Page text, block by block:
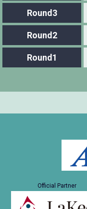
Round3
Round2
Round1
Official Partner